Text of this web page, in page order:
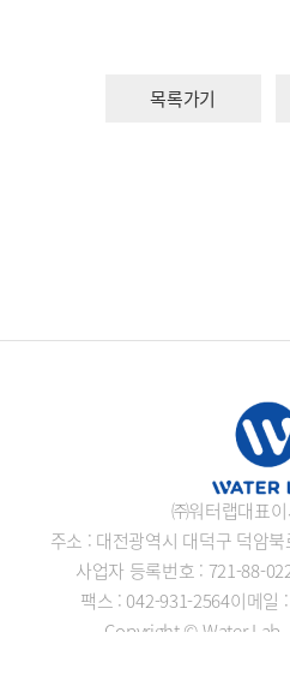
목록가기
㈜워터랩대표
주소 : 대전광역시 대덕구 덕암
사업자 등록번호 : 721-88-
팩스 : 042-931-2564이메일
Copyright © Water Lab.